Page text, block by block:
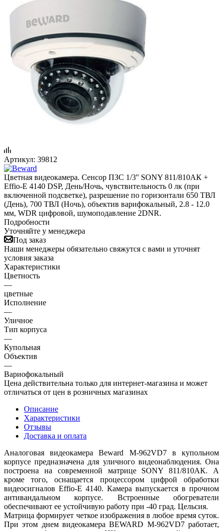
Артикул: 39812
Цветная видеокамера. Сенсор ПЗС 1/3'' SONY 811/810АК +
Effio-E 4140 DSP, День/Ночь, чувствительность 0 лк (при
включенной подсветке), разрешение по горизонтали 650 ТВЛ
(День), 700 ТВЛ (Ночь), объектив варифокальный, 2.8 - 12.0
мм, WDR цифровой, шумоподавление 2DNR.
Подробности
Уточняйте у менеджера
Под заказ
Наши менеджеры обязательно свяжутся с вами и уточнят
условия заказа
Характеристики
Цветность
—
цветные
Исполнение
—
Уличное
Тип корпуса
—
Купольная
Объектив
—
Вариофокальный
Цена действительна только для интернет-магазина и может
отличаться от цен в розничных магазинах
Описание
Характеристики
Отзывы
Доставка и оплата
Аналоговая видеокамера Beward M-962VD7 в купольном
корпусе предназначена для уличного видеонаблюдения. Она
построена на современной матрице SONY 811/810АК. А
кроме того, оснащается процессором цифрой обработки
видеосигналов Effio-E 4140. Камера выпускается в прочном
антивандальном корпусе. Встроенные обогреватели
обеспечивают ее устойчивую работу при -40 град. Цельсия.
Матрица формирует четкое изображения в любое время суток.
При этом днем видеокамера BEWARD M-962VD7 работает,